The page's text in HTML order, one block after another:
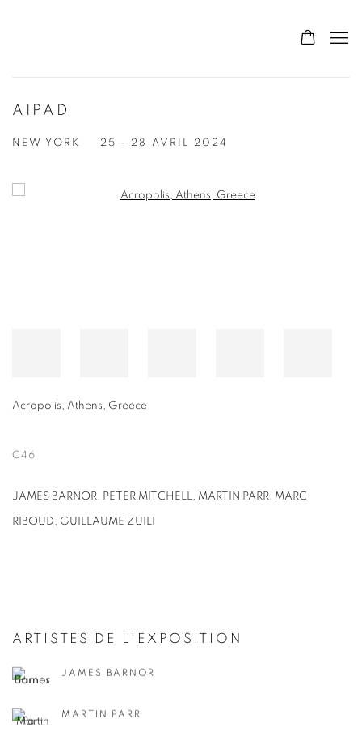
AIPAD
NEW YORK 25 - 28 AVRIL 2024
Open a larger version of the following image in a popup:
Acropolis, Athens, Greece
C46
JAMES BARNOR, PETER MITCHELL, MARTIN PARR, MARC
RIBOUD, GUILLAUME ZUILI
ARTISTES DE L'EXPOSITION
JAMES BARNOR
MARTIN PARR